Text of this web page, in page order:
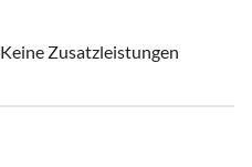
Keine Zusatzleistungen